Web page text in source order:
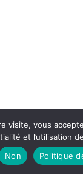
visite, vous
et l’utilisation
Non Politique